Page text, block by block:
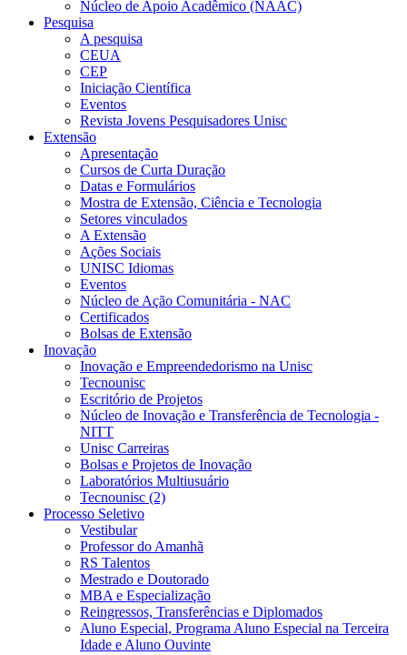
Núcleo de Apoio Acadêmico (NAAC)
Pesquisa
A pesquisa
CEUA
CEP
Iniciação Científica
Eventos
Revista Jovens Pesquisadores Unisc
Extensão
Apresentação
Cursos de Curta Duração
Datas e Formulários
Mostra de Extensão, Ciência e Tecnologia
Setores vinculados
A Extensão
Ações Sociais
UNISC Idiomas
Eventos
Núcleo de Ação Comunitária - NAC
Certificados
Bolsas de Extensão
Inovação
Inovação e Empreendedorismo na Unisc
Tecnounisc
Escritório de Projetos
Núcleo de Inovação e Transferência de Tecnologia -
NITT
Unisc Carreiras
Bolsas e Projetos de Inovação
Laboratórios Multiusuário
Tecnounisc (2)
Processo Seletivo
Vestibular
Professor do Amanhã
RS Talentos
Mestrado e Doutorado
MBA e Especialização
Reingressos, Transferências e Diplomados
Aluno Especial, Programa Aluno Especial na Terceira
Idade e Aluno Ouvinte